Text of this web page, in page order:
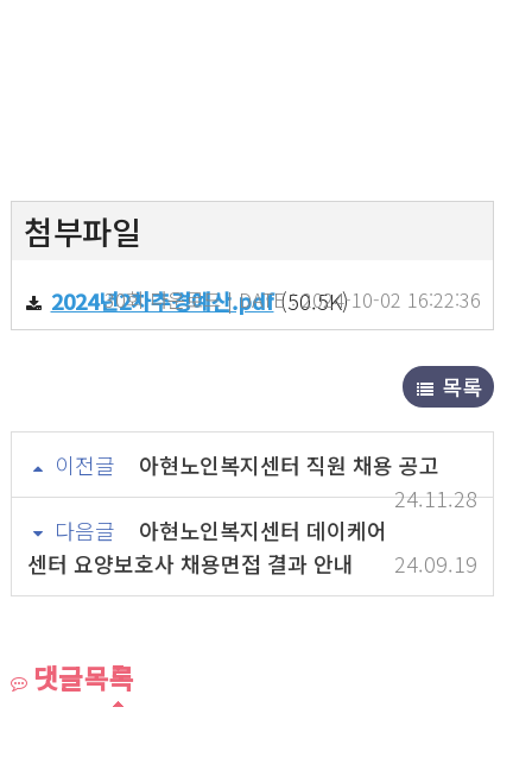
첨부파일
2024년2차추경예산.pdf(50.5K)
30회 다운로드 | DATE : 2024-10-02 16:22:36
목록
이전글
아현노인복지센터 직원 채용 공고
24.11.28
다음글
아현노인복지센터 데이케어
센터 요양보호사 채용면접 결과 안내
24.09.19
댓글목록